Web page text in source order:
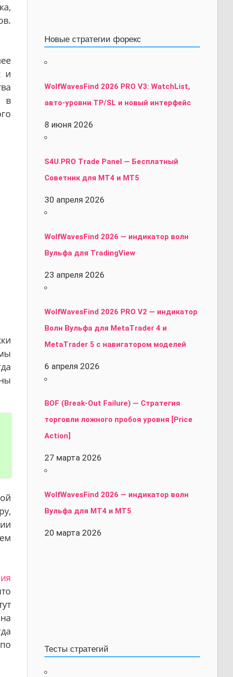
и
в
Новые стратегии форекс
WolfWavesFind 2026 PRO V3: WatchList,
авто-уровни TP/SL и новый интерфейс
8 июня 2026
S4U.PRO Trade Panel — Бесплатный
Советник для MT4 и MT5
30 апреля 2026
WolfWavesFind 2026 — индикатор волн
Вульфа для TradingView
23 апреля 2026
WolfWavesFind 2026 PRO V2 — индикатор
Волн Вульфа для MetaTrader 4 и
MetaTrader 5 с навигатором моделей
6 апреля 2026
BOF (Break-Out Failure) — Стратегия
торговли ложного пробоя уровня [Price
Action]
27 марта 2026
WolfWavesFind 2026 — индикатор волн
Вульфа для MT4 и MT5
20 марта 2026
Тесты стратегий